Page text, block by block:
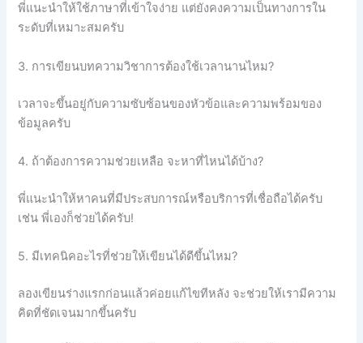
พี่แนะนำให้ใช้ภาษาที่เข้าใจง่าย แต่ยังคงความเป็นทางการใน
ระดับที่เหมาะสมครับ
3. การเขียนบทความวิชาการต้องใช้เวลานานไหม?
เวลาจะขึ้นอยู่กับความซับซ้อนของหัวข้อและความพร้อมของ
ข้อมูลครับ
4. ถ้าต้องการความช่วยเหลือ จะหาที่ไหนได้บ้าง?
พี่แนะนำให้หาคนที่มีประสบการณ์หรือบริการที่เชื่อถือได้ครับ
เช่น พี่เองก็ช่วยได้ครับ!
5. มีเทคนิคอะไรที่ช่วยให้เขียนได้ดีขึ้นไหม?
ลองเขียนร่างแรกก่อนแล้วค่อยแก้ไขทีหลัง จะช่วยให้เรามีความ
คิดที่ชัดเจนมากขึ้นครับ